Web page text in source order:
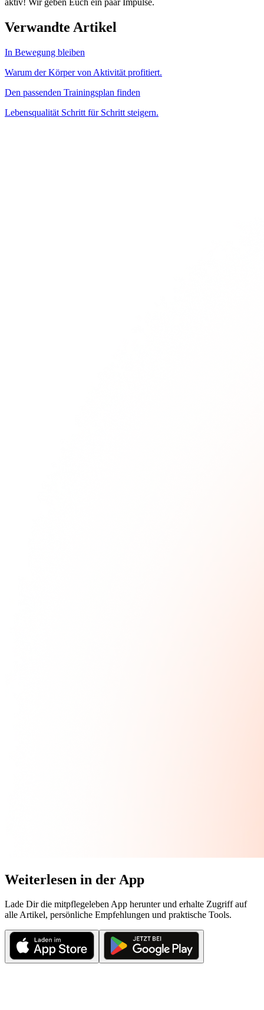
Verwandte Artikel
In Bewegung bleiben
Warum der Körper von Aktivität profitiert.
Den passenden Trainingsplan finden
Lebensqualität Schritt für Schritt steigern.
Weiterlesen in der App
Lade Dir die mitpflegeleben App herunter und erhalte Zugriff auf
alle Artikel, persönliche Empfehlungen und praktische Tools.